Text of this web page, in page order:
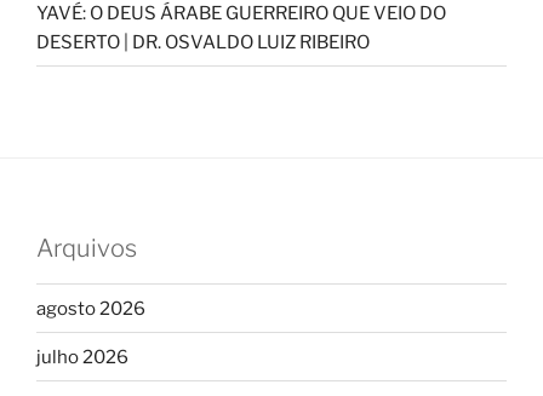
YAVÉ: O DEUS ÁRABE GUERREIRO QUE VEIO DO
DESERTO | DR. OSVALDO LUIZ RIBEIRO
Arquivos
agosto 2026
julho 2026